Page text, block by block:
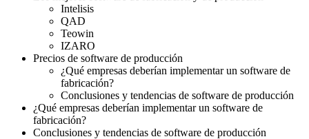
Intelisis
QAD
Teowin
IZARO
Precios de software de producción
¿Qué empresas deberían implementar un software de
fabricación?
Conclusiones y tendencias de software de producción
¿Qué empresas deberían implementar un software de
fabricación?
Conclusiones y tendencias de software de producción